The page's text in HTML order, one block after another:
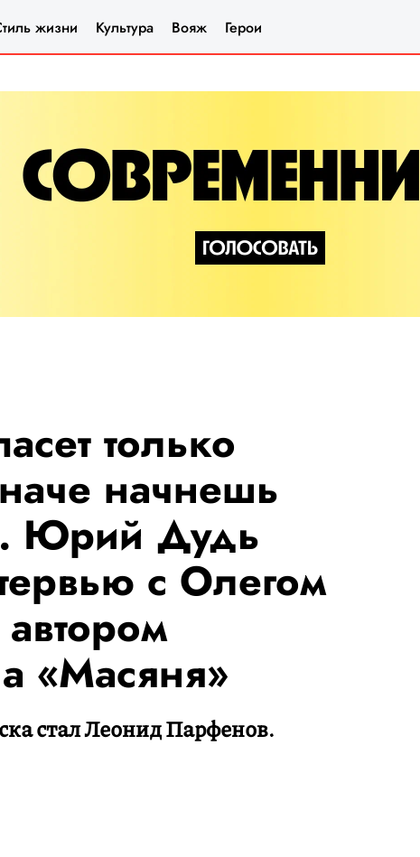
жизни Культура Вояж Герои
только
начнешь
Юрий Дудь
с Олегом
«Масяня»
стал Леонид Парфенов.